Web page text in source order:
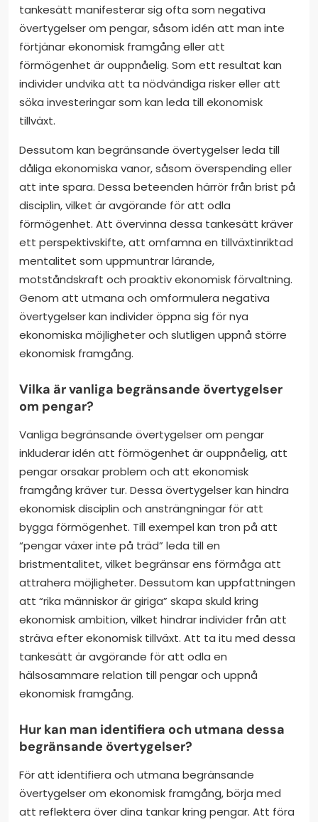
tankesätt manifesterar sig ofta som negativa
övertygelser om pengar, såsom idén att man inte
förtjänar ekonomisk framgång eller att
förmögenhet är ouppnåelig. Som ett resultat kan
individer undvika att ta nödvändiga risker eller att
söka investeringar som kan leda till ekonomisk
tillväxt.
Dessutom kan begränsande övertygelser leda till
dåliga ekonomiska vanor, såsom överspending eller
att inte spara. Dessa beteenden härrör från brist på
disciplin, vilket är avgörande för att odla
förmögenhet. Att övervinna dessa tankesätt kräver
ett perspektivskifte, att omfamna en tillväxtinriktad
mentalitet som uppmuntrar lärande,
motståndskraft och proaktiv ekonomisk förvaltning.
Genom att utmana och omformulera negativa
övertygelser kan individer öppna sig för nya
ekonomiska möjligheter och slutligen uppnå större
ekonomisk framgång.
Vilka är vanliga begränsande övertygelser
om pengar?
Vanliga begränsande övertygelser om pengar
inkluderar idén att förmögenhet är ouppnåelig, att
pengar orsakar problem och att ekonomisk
framgång kräver tur. Dessa övertygelser kan hindra
ekonomisk disciplin och ansträngningar för att
bygga förmögenhet. Till exempel kan tron på att
“pengar växer inte på träd” leda till en
bristmentalitet, vilket begränsar ens förmåga att
attrahera möjligheter. Dessutom kan uppfattningen
att “rika människor är giriga” skapa skuld kring
ekonomisk ambition, vilket hindrar individer från att
sträva efter ekonomisk tillväxt. Att ta itu med dessa
tankesätt är avgörande för att odla en
hälsosammare relation till pengar och uppnå
ekonomisk framgång.
Hur kan man identifiera och utmana dessa
begränsande övertygelser?
För att identifiera och utmana begränsande
övertygelser om ekonomisk framgång, börja med
att reflektera över dina tankar kring pengar. Att föra